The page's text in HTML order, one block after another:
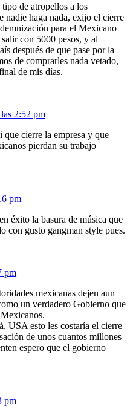
de atropellos a los
nadie haga nada, exijo el cierre
para el Mexicano
con 5000 pesos, y al
después de que pase por la
de comprarles nada vetado,
de mis días.
2:52 pm
cierre la empresa y que
pierdan su trabajo
pm
éxito la basura de música que
con gusto gangman style pues.
pm
mexicanas dejen aun
un verdadero Gobierno que
USA esto les costaría el cierre
de unos cuantos millones
espero que el gobierno
pm